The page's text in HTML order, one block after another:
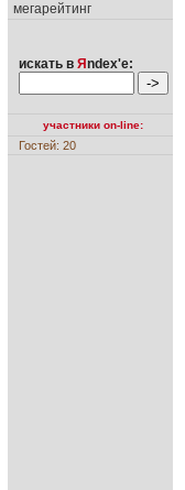
мегарейтинг
искать в Я ndex'е:
участники on-line:
Гостей: 20